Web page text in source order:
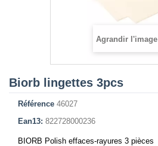
Agrandir l'image
Biorb lingettes 3pcs
Référence 46027
Ean13: 822728000236
BIORB Polish effaces-rayures 3 pièces